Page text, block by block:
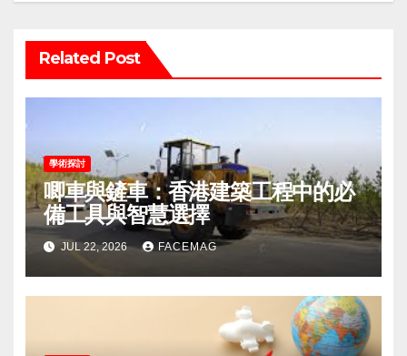
Related Post
學術探討
唧車與鏟車：香港建築工程中的必
備工具與智慧選擇
JUL 22, 2026 FACEMAG